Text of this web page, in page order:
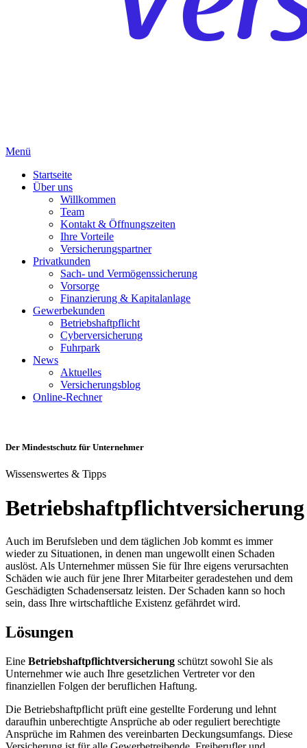
Menü
Startseite
Über uns
Willkommen
Team
Kontakt & Öffnungszeiten
Ihre Vorteile
Versicherungspartner
Privatkunden
Sach- und Vermögenssicherung
Vorsorge
Finanzierung & Kapitalanlage
Gewerbekunden
Betriebshaftpflicht
Cyberversicherung
Fuhrpark
News
Aktuelles
Versicherungsblog
Online-Rechner
Der Mindestschutz für Unternehmer
Wissenswertes & Tipps
Betriebshaftpflichtversicherung
Auch im Berufsleben und dem täglichen Job kommt es immer
wieder zu Situationen, in denen man ungewollt einen Schaden
auslöst. Als Unternehmer müssen Sie für Ihre eigens verursachten
Schäden wie auch für jene Ihrer Mitarbeiter geradestehen und dem
Geschädigten Schadensersatz leisten. Der Schaden kann so hoch
sein, dass Ihre wirtschaftliche Existenz gefährdet wird.
Lösungen
Eine Betriebshaftpflichtversicherung schützt sowohl Sie als
Unternehmer wie auch Ihre gesetzlichen Vertreter vor den
finanziellen Folgen der beruflichen Haftung.
Die Betriebshaftpflicht prüft eine gestellte Forderung und lehnt
daraufhin unberechtigte Ansprüche ab oder reguliert berechtigte
Ansprüche im Rahmen des vereinbarten Deckungsumfangs. Diese